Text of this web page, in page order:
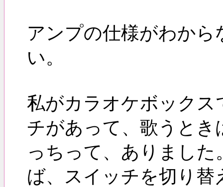
アンプの仕様がわか
い。
私がカラオケボック
チがあって、歌うと
っちって、ありまし
ば、スイッチを切り替